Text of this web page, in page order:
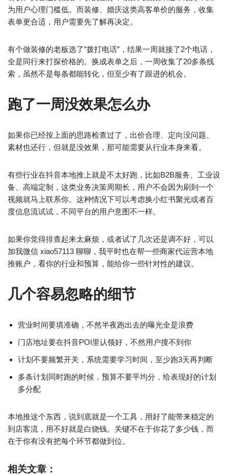
为用户心理门槛低。而装修、婚庆这类高客单价的服务，收集
表单更合适，用户需要先了解再决定。
有个做装修的老板选了”拨打电话”，结果一周就接了2个电话，
全是同行来打探价格的。换成表单之后，一周收集了20多条线
索，虽然不是每条都能转化，但至少有了跟进的机会。
跑了一周没效果怎么办
如果你已经按上面的思路检查过了，出价合理、定向没问题、
素材也还行，但就是没效果，那可能需要从行业本身来看。
有些行业在抖音本地推上就是不太好跑，比如B2B服务、工业设
备、高端定制，这类业务决策周期长，用户不会因为刷到一个
视频就马上联系你。这种情况下可以考虑换小红书聚光或者百
度信息流试试，不同平台的用户意图不一样。
如果你觉得排查起来太麻烦，或者试了几次还是调不好，可以
加我微信 xiao57113 聊聊，我平时也在帮一些商家代运营本地
推账户，看你的行业和预算，能给你一些针对性的建议。
几个容易忽略的细节
营业时间要填准确，不然半夜跑出去的曝光全是浪费
门店地址要在抖音POI里认领好，不然用户搜不到你
计划不要频繁开关，系统需要学习时间，至少跑3天再判断
多条计划同时跑的时候，预算不要平均分，给表现好的计划
多分配
本地推这个东西，说到底就是一个工具，用好了能带来稳定的
到店客流，用不好就是白烧钱。关键不在于你花了多少钱，而
在于你有没有把每个环节都做到位。
相关文章：